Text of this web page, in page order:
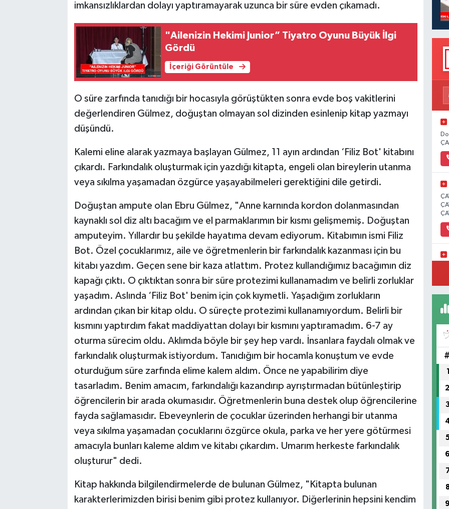
imkansızlıklardan dolayı yaptıramayarak uzunca bir süre evden çıkamadı.
"Ailenizin Hekimi Junior” Tiyatro Oyunu Büyük İlgi
Gördü
İçeriği Görüntüle
O süre zarfında tanıdığı bir hocasıyla görüştükten sonra evde boş vakitlerini
değerlendiren Gülmez, doğuştan olmayan sol dizinden esinlenip kitap yazmayı
düşündü.
Kalemi eline alarak yazmaya başlayan Gülmez, 11 ayın ardından ‘Filiz Bot' kitabını
çıkardı. Farkındalık oluşturmak için yazdığı kitapta, engeli olan bireylerin utanma
veya sıkılma yaşamadan özgürce yaşayabilmeleri gerektiğini dile getirdi.
Doğuştan ampute olan Ebru Gülmez, "Anne karnında kordon dolanmasından
kaynaklı sol diz altı bacağım ve el parmaklarımın bir kısmı gelişmemiş. Doğuştan
amputeyim. Yıllardır bu şekilde hayatıma devam ediyorum. Kitabımın ismi Filiz
Bot. Özel çocuklarımız, aile ve öğretmenlerin bir farkındalık kazanması için bu
kitabı yazdım. Geçen sene bir kaza atlattım. Protez kullandığımız bacağımın diz
kapağı çıktı. O çıktıktan sonra bir süre protezimi kullanamadım ve belirli zorluklar
yaşadım. Aslında ‘Filiz Bot' benim için çok kıymetli. Yaşadığım zorlukların
ardından çıkan bir kitap oldu. O süreçte protezimi kullanamıyordum. Belirli bir
kısmını yaptırdım fakat maddiyattan dolayı bir kısmını yaptıramadım. 6-7 ay
oturma sürecim oldu. Aklımda böyle bir şey hep vardı. İnsanlara faydalı olmak ve
farkındalık oluşturmak istiyordum. Tanıdığım bir hocamla konuştum ve evde
oturduğum süre zarfında elime kalem aldım. Önce ne yapabilirim diye
tasarladım. Benim amacım, farkındalığı kazandırıp ayrıştırmadan bütünleştirip
öğrencilerin bir arada okumasıdır. Öğretmenlerin buna destek olup öğrencilerine
fayda sağlamasıdır. Ebeveynlerin de çocuklar üzerinden herhangi bir utanma
veya sıkılma yaşamadan çocuklarını özgürce okula, parka ve her yere götürmesi
amacıyla bunları kaleme aldım ve kitabı çıkardım. Umarım herkeste farkındalık
oluşturur" dedi.
Kitap hakkında bilgilendirmelerde de bulunan Gülmez, "Kitapta bulunan
karakterlerimizden birisi benim gibi protez kullanıyor. Diğerlerinin hepsini kendim
#
1
2
6
9